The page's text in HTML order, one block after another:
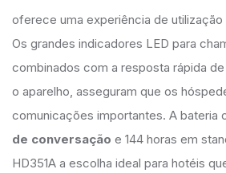
oferece uma experiência de
Os grandes indicadores LED para
combinados com a resposta rápida
o aparelho, asseguram que os
comunicações importantes. A bateria
de conversação e 144 horas em
HD351A a escolha ideal para hotéis